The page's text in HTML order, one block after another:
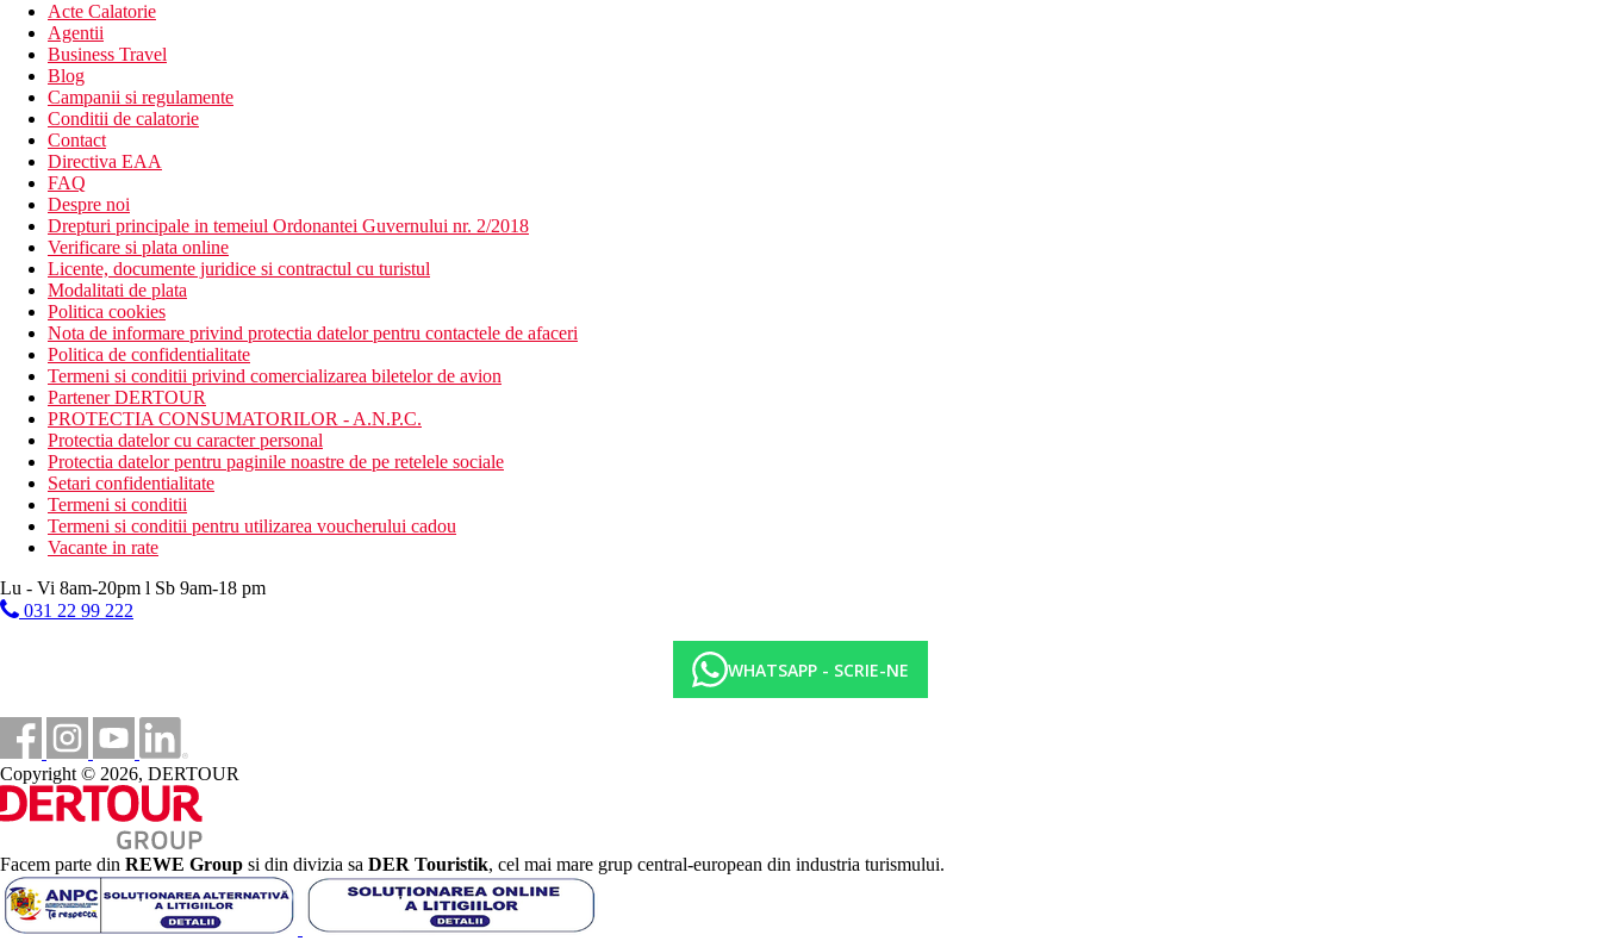
Acte Calatorie
Agentii
Business Travel
Blog
Campanii si regulamente
Conditii de calatorie
Contact
Directiva EAA
FAQ
Despre noi
Drepturi principale in temeiul Ordonantei Guvernului nr. 2/2018
Verificare si plata online
Licente, documente juridice si contractul cu turistul
Modalitati de plata
Politica cookies
Nota de informare privind protectia datelor pentru contactele de afaceri
Politica de confidentialitate
Termeni si conditii privind comercializarea biletelor de avion
Partener DERTOUR
PROTECTIA CONSUMATORILOR - A.N.P.C.
Protectia datelor cu caracter personal
Protectia datelor pentru paginile noastre de pe retelele sociale
Setari confidentialitate
Termeni si conditii
Termeni si conditii pentru utilizarea voucherului cadou
Vacante in rate
Lu - Vi 8am-20pm l Sb 9am-18 pm
031 22 99 222
WHATSAPP - SCRIE-NE
Copyright © 2026, DERTOUR
Facem parte din REWE Group si din divizia sa DER Touristik, cel mai mare grup central-european din industria turismului.